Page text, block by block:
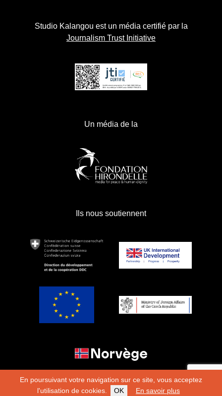
En poursuivant votre navigation sur ce site, vous acceptez
l'utilisation de cookies.
OK En savoir plus
Studio Kalangou est un média certifié par la
Journalism Trust Initiative
Un média de la
Ils nous soutiennent